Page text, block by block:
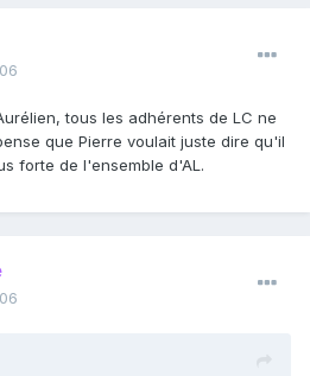
tous les adhérents de LC ne
que Pierre voulait juste dire qu'il
forte de l'ensemble d'AL.